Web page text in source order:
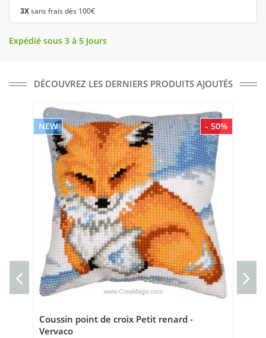
3Xsans frais dès 100€
Expédié sous 3 à 5 Jours
DÉCOUVREZ LES DERNIERS PRODUITS AJOUTÉS
- 50%
NEW
Coussin point de croix Petit renard -
Vervaco